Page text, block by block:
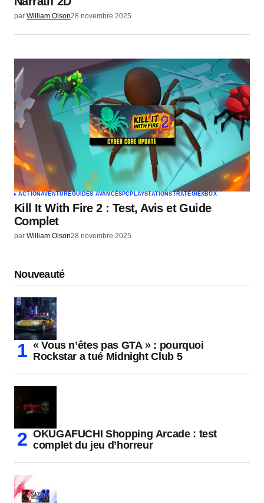
par William Olson28 novembre 2025
ACTIONAVENTUREGUIDES AVANCÉS PC PLAYSTATIONSTRATÉGIEXBOX
Kill It With Fire 2 : Test, Avis et Guide
Complet
par William Olson28 novembre 2025
Nouveauté
« Vous n’êtes pas GTA » : pourquoi
Rockstar a tué Midnight Club 5
OKUGAFUCHI Shopping Arcade : test
complet du jeu d’horreur